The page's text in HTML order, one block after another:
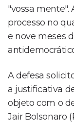
"vossa mente".
processo no
e nove meses
A defesa
a justificativa
objeto com o
Jair Bolsonaro